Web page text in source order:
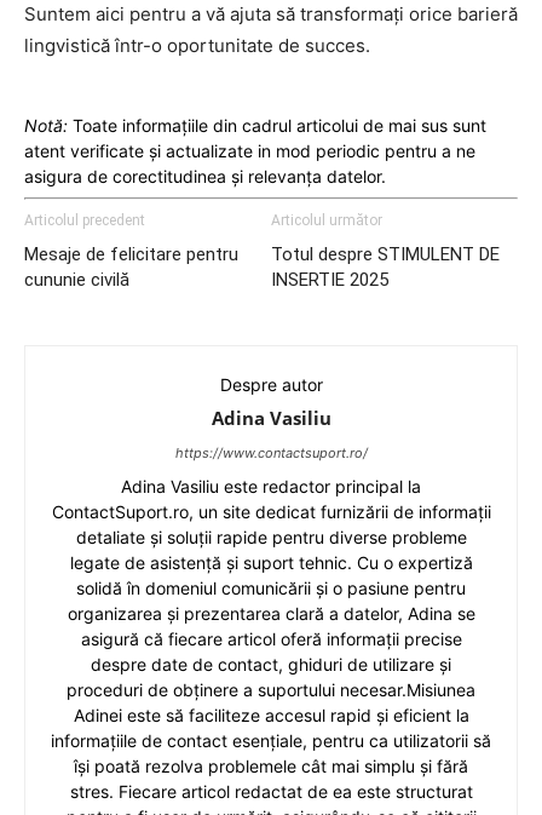
Suntem aici pentru a vă ajuta să transformați orice barieră
lingvistică într-o oportunitate de succes.
Notă: Toate informațiile din cadrul articolui de mai sus sunt
atent verificate și actualizate in mod periodic pentru a ne
asigura de corectitudinea și relevanța datelor.
Articolul precedent
Mesaje de felicitare pentru
cununie civilă
Articolul următor
Totul despre STIMULENT DE
INSERTIE 2025
Despre autor
Adina Vasiliu
https://www.contactsuport.ro/
Adina Vasiliu este redactor principal la
ContactSuport.ro, un site dedicat furnizării de informații
detaliate și soluții rapide pentru diverse probleme
legate de asistență și suport tehnic. Cu o expertiză
solidă în domeniul comunicării și o pasiune pentru
organizarea și prezentarea clară a datelor, Adina se
asigură că fiecare articol oferă informații precise
despre date de contact, ghiduri de utilizare și
proceduri de obținere a suportului necesar.Misiunea
Adinei este să faciliteze accesul rapid și eficient la
informațiile de contact esențiale, pentru ca utilizatorii să
își poată rezolva problemele cât mai simplu și fără
stres. Fiecare articol redactat de ea este structurat